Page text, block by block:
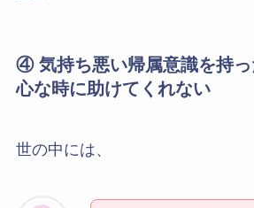
④ 気持ち悪い帰属意識を持
心な時に助けてくれない
世の中には、